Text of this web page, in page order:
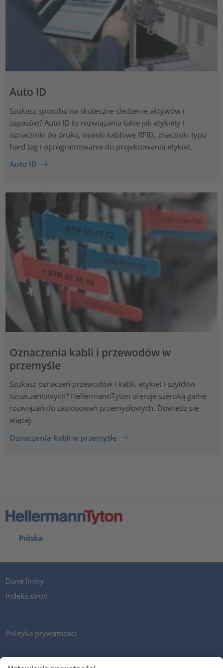
Auto ID
Szukasz sposobu na skuteczne śledzenie aktywów i
zapasów? Auto ID to rozwiązania takie jak etykiety i
oznaczniki do druku, opaski kablowe RFID, znaczniki typu
hard tag i oprogramowanie do projektowania etykiet.
Auto ID
Oznaczenia kabli i przewodów w
przemyśle
Szukasz oznaczeń przewodów i kabli, etykiet i szyldów
oznaczeniowych? HellermannTyton oferuje szeroką gamę
rozwiązań do zastosowań przemysłowych. Dowiedz się
więcej.
Oznaczenia kabli w przemyśle
Polska
Dane firmy
Indeks stron
Polityka prywatności